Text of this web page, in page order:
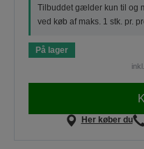
Tilbuddet gælder kun til og
ved køb af maks. 1 stk. pr.
På lager
Her køber du